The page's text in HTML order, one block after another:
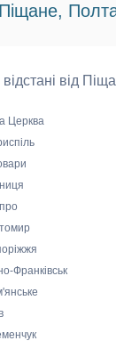
відстані від
Церква
Франківськ